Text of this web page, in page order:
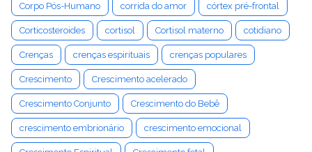
Corpo Pós-Humano corrida do amor córtex pré-frontal
Corticosteroides cortisol Cortisol materno cotidiano
Crenças crenças espirituais crenças populares
Crescimento Crescimento acelerado
Crescimento Conjunto Crescimento do Bebê
crescimento embrionário crescimento emocional